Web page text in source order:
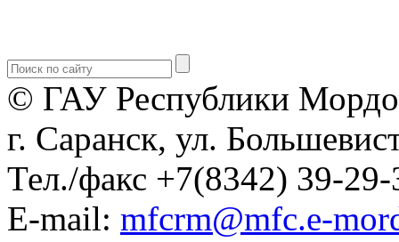
© ГАУ Республики
г. Саранск, ул.
Тел./факс +7(8342) 39-29-
E-mail: mfcrm@mfc.e-